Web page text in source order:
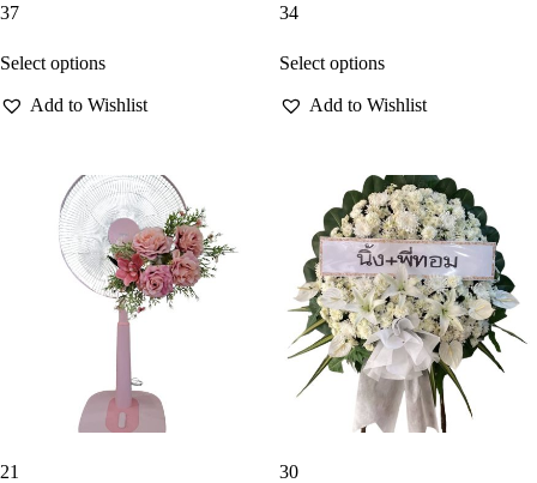
37
Select options
Add to Wishlist
34
Select options
Add to Wishlist
21 30